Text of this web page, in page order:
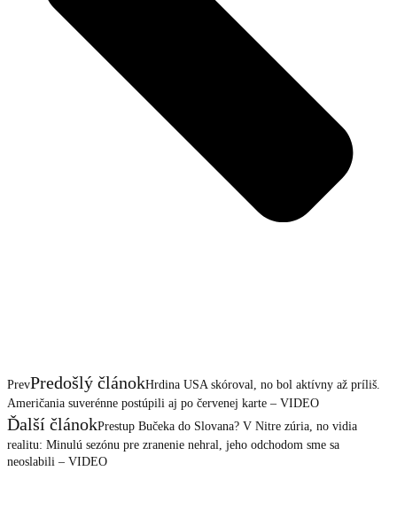
PrevPredošlý článokHrdina USA skóroval, no bol aktívny až príliš.
Američania suverénne postúpili aj po červenej karte – VIDEO
Ďalší článokPrestup Bučeka do Slovana? V Nitre zúria, no vidia
realitu: Minulú sezónu pre zranenie nehral, jeho odchodom sme sa
neoslabili – VIDEO